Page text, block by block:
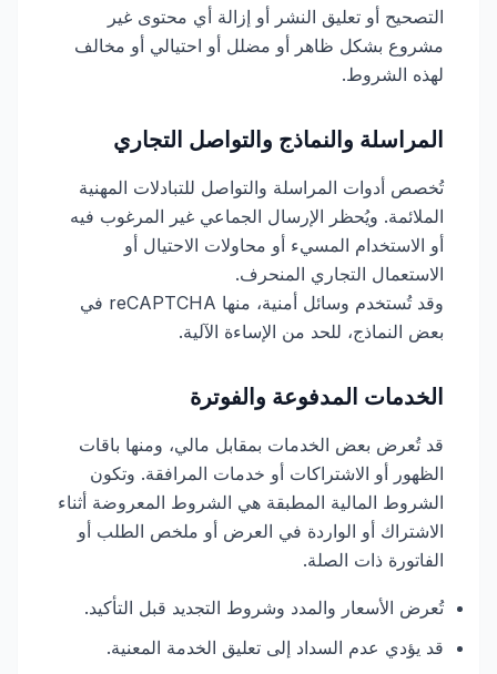
التصحيح أو تعليق النشر أو إزالة أي محتوى غير
مشروع بشكل ظاهر أو مضلل أو احتيالي أو مخالف
لهذه الشروط.
المراسلة والنماذج والتواصل التجاري
تُخصص أدوات المراسلة والتواصل للتبادلات المهنية
الملائمة. ويُحظر الإرسال الجماعي غير المرغوب فيه
أو الاستخدام المسيء أو محاولات الاحتيال أو
الاستعمال التجاري المنحرف.
وقد تُستخدم وسائل أمنية، منها reCAPTCHA في
بعض النماذج، للحد من الإساءة الآلية.
الخدمات المدفوعة والفوترة
قد تُعرض بعض الخدمات بمقابل مالي، ومنها باقات
الظهور أو الاشتراكات أو خدمات المرافقة. وتكون
الشروط المالية المطبقة هي الشروط المعروضة أثناء
الاشتراك أو الواردة في العرض أو ملخص الطلب أو
الفاتورة ذات الصلة.
تُعرض الأسعار والمدد وشروط التجديد قبل التأكيد.
قد يؤدي عدم السداد إلى تعليق الخدمة المعنية.